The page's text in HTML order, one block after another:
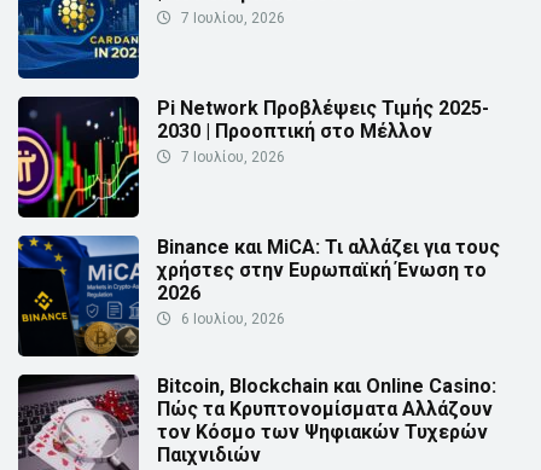
7 Ιουλίου, 2026
Pi Network Προβλέψεις Τιμής 2025-
2030 | Προοπτική στο Μέλλον
7 Ιουλίου, 2026
Binance και MiCA: Τι αλλάζει για τους
χρήστες στην Ευρωπαϊκή Ένωση το
2026
6 Ιουλίου, 2026
Bitcoin, Blockchain και Online Casino:
Πώς τα Κρυπτονομίσματα Αλλάζουν
τον Κόσμο των Ψηφιακών Τυχερών
Παιχνιδιών